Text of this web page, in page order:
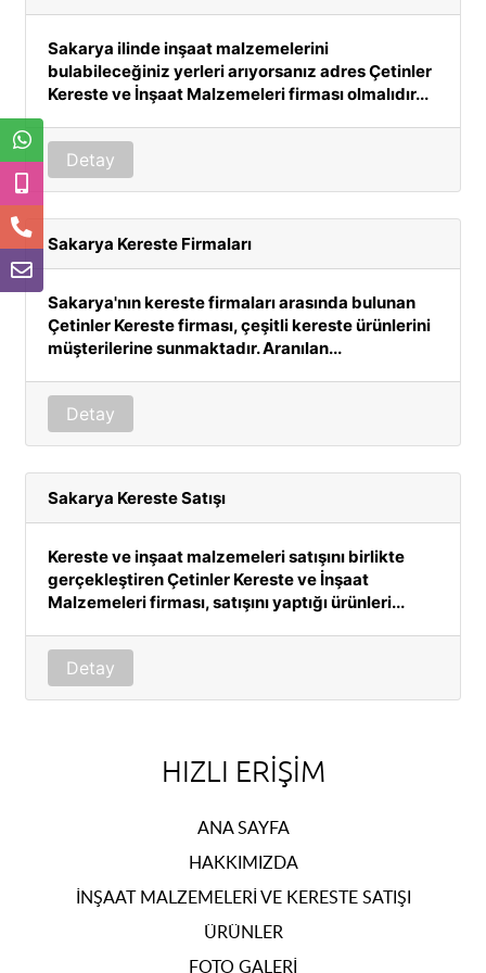
HIZLI ERIŞIM
ANA SAYFA
HAKKIMIZDA
İNŞAAT MALZEMELERI VE KERESTE SATIŞI
ÜRÜNLER
FOTO GALERI
Sakarya ilinde inşaat malzemelerini
bulabileceğiniz yerleri arıyorsanız adres Çetinler
Kereste ve İnşaat Malzemeleri firması olmalıdır...
Detay
Sakarya Kereste Firmaları
Sakarya'nın kereste firmaları arasında bulunan
Çetinler Kereste firması, çeşitli kereste ürünlerini
müşterilerine sunmaktadır. Aranılan...
Detay
Sakarya Kereste Satışı
Kereste ve inşaat malzemeleri satışını birlikte
gerçekleştiren Çetinler Kereste ve İnşaat
Malzemeleri firması, satışını yaptığı ürünleri...
Detay